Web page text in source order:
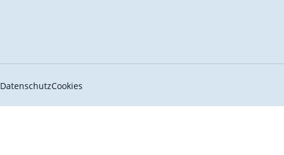
DatenschutzCookies